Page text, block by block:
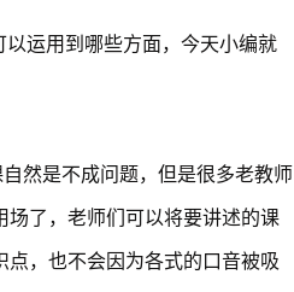
运用到哪些方面，今天小编就
然是不成问题，但是很多老教师
场了，老师们可以将要讲述的课
，也不会因为各式的口音被吸